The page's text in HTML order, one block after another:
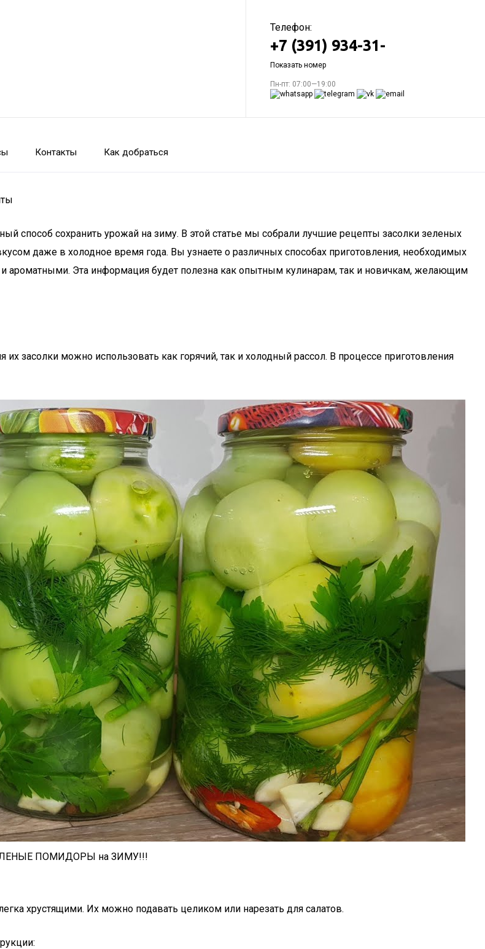
Телефон:
+7 (391) 934-31-
Показать номер
Пн-пт: 07:00—19:00
Контакты Как добраться
способ сохранить урожай на зиму. В этой статье мы собрали лучшие рецепты засолки зеленых
даже в холодное время года. Вы узнаете о различных способах приготовления, необходимых
ароматными. Эта информация будет полезна как опытным кулинарам, так и новичкам, желающим
можно использовать как горячий, так и холодный рассол. В процессе приготовления
ПОМИДОРЫ на ЗИМУ!!!
хрустящими. Их можно подавать целиком или нарезать для салатов.